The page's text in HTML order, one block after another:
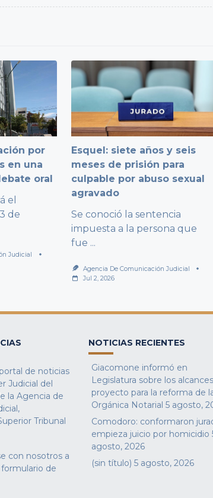
por
en una
oral
el
de
Judicial
Esquel: siete años y seis
meses de prisión para
culpable por abuso sexual
agravado
Se conoció la sentencia
impuesta a la persona que
fue ...
Agencia De Comunicación Judicial
Jul 2, 2026
de noticias
Judicial del
la Agencia de
Tribunal
con nosotros a
formulario de
NOTICIAS RECIENTES
Giacomone informó en
Legislatura sobre los
proyecto para la reforma de
Orgánica Notarial 5 agosto,
Comodoro: conformaron
empieza juicio por homicidio
agosto, 2026
(sin título) 5 agosto, 2026